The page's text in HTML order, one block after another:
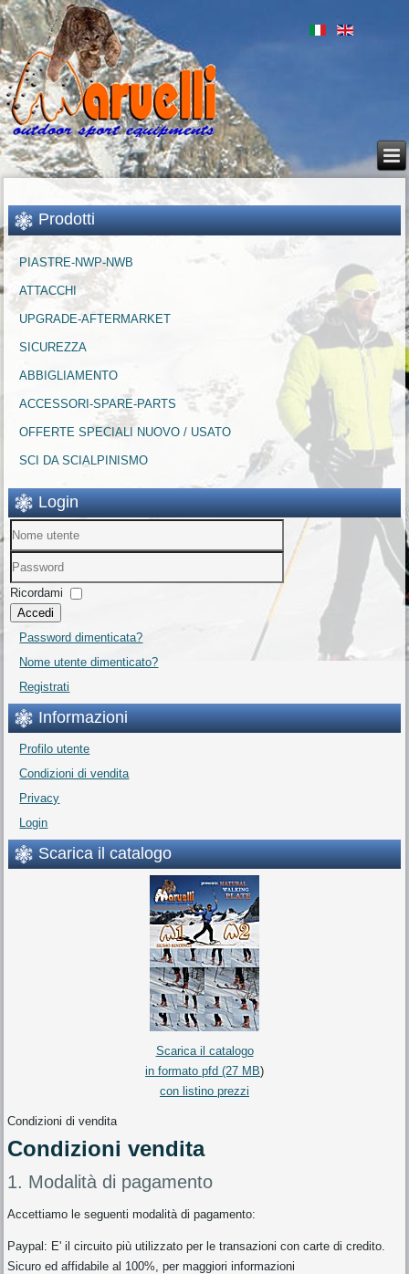
Prodotti
PIASTRE-NWP-NWB
ATTACCHI
UPGRADE-AFTERMARKET
SICUREZZA
ABBIGLIAMENTO
ACCESSORI-SPARE-PARTS
OFFERTE SPECIALI NUOVO / USATO
SCI DA SCIALPINISMO
Login
Ricordami
Accedi
Password dimenticata?
Nome utente dimenticato?
Registrati
Informazioni
Profilo utente
Condizioni di vendita
Privacy
Login
Scarica il catalogo
Scarica il catalogo
in formato pfd (27 MB)
con listino prezzi
Condizioni di vendita
Condizioni vendita
1. Modalità di pagamento
Accettiamo le seguenti modalità di pagamento:
Paypal: E' il circuito più utilizzato per le transazioni con carte di credito.
Sicuro ed affidabile al 100%, per maggiori informazioni